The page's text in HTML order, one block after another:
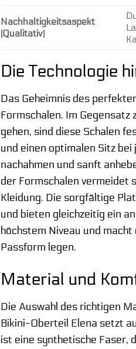
Nachhaltigkeitsaspekt
(Qualitativ)
Die Technologie
Das Geheimnis des
Formschalen. Im
gehen, sind diese Schalen
und einen optimalen Sitz
nachahmen und sanft
der Formschalen vermeidet
Kleidung. Die sorgfältige
und bieten gleichzeitig ein
höchstem Niveau und
Passform legen.
Material und
Die Auswahl des richtigen
Bikini-Oberteil Elena setzt
ist eine synthetische Faser,